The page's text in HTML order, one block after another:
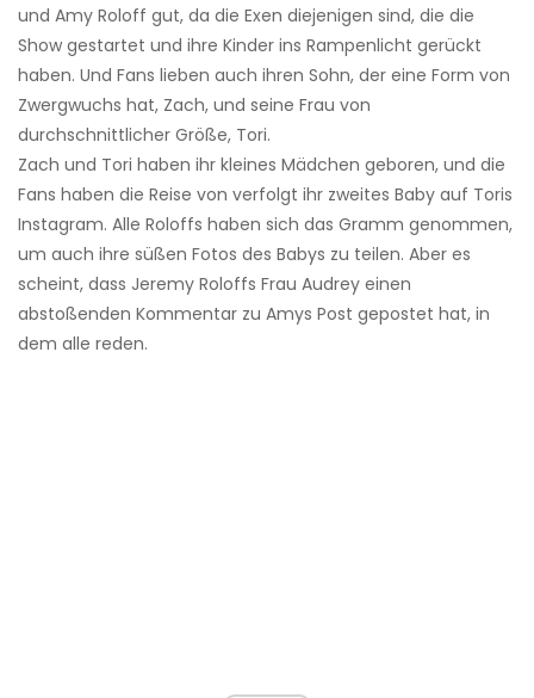
und Amy Roloff gut, da die Exen diejenigen sind, die die
Show gestartet und ihre Kinder ins Rampenlicht gerückt
haben. Und Fans lieben auch ihren Sohn, der eine Form von
Zwergwuchs hat, Zach, und seine Frau von
durchschnittlicher Größe, Tori.
Zach und Tori haben ihr kleines Mädchen geboren, und die
Fans haben die Reise von verfolgt ihr zweites Baby auf Toris
Instagram. Alle Roloffs haben sich das Gramm genommen,
um auch ihre süßen Fotos des Babys zu teilen. Aber es
scheint, dass Jeremy Roloffs Frau Audrey einen
abstoßenden Kommentar zu Amys Post gepostet hat, in
dem alle reden.